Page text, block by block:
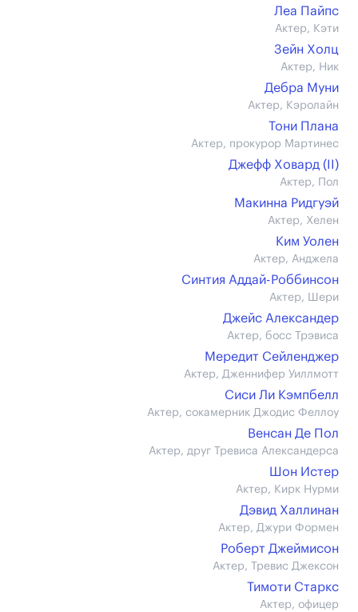
Леа Пайпс
Актер, Кэти
Зейн Холц
Актер, Ник
Дебра Муни
Актер, Кэролайн
Тони Плана
Актер, прокурор Мартинес
Джефф Ховард (II)
Актер, Пол
Макинна Ридгуэй
Актер, Хелен
Ким Уолен
Актер, Анджела
Синтия Аддай-Роббинсон
Актер, Шери
Джейс Александер
Актер, босс Трэвиса
Мередит Сейленджер
Актер, Дженнифер Уиллмотт
Сиси Ли Кэмпбелл
Актер, сокамерник Джодис Феллоу
Венсан Де Пол
Актер, друг Тревиса Александерса
Шон Истер
Актер, Кирк Нурми
Дэвид Халлинан
Актер, Джури Формен
Роберт Джеймисон
Актер, Тревис Джексон
Тимоти Старкс
Актер, офицер